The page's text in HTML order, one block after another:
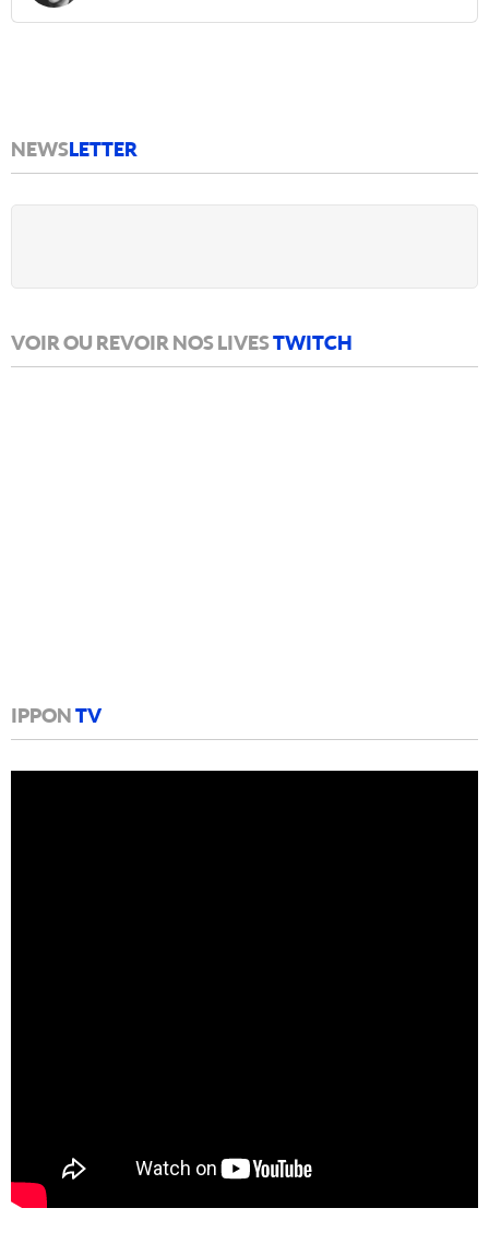
NEWSLETTER
VOIR OU REVOIR NOS LIVESTWITCH
IPPONTV